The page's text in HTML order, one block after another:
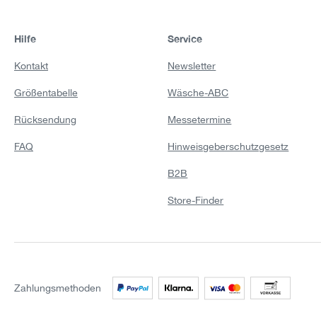
Hilfe
Kontakt
Größentabelle
Rücksendung
FAQ
Service
Newsletter
Wäsche-ABC
Messetermine
Hinweisgeberschutzgesetz
B2B
Store-Finder
Zahlungsmethoden